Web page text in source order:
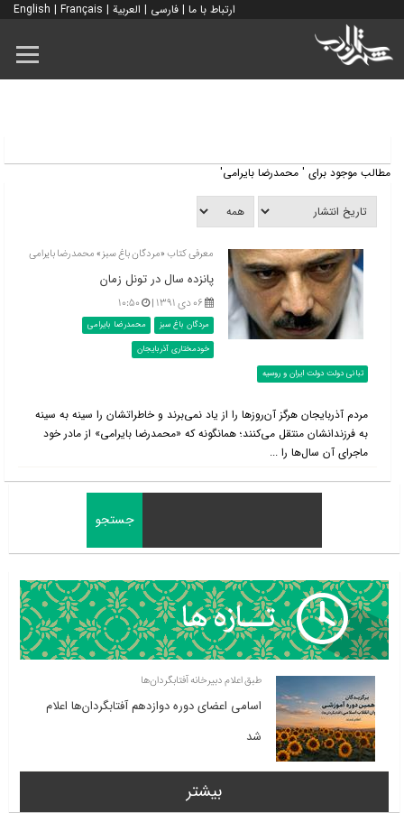
ارتباط با ما | فارسی | العربية |
English | Français
مطالب موجود برای ' محمدرضا بایرامی'
معرفی کتاب «مردگان باغ سبز» محمدرضا بایرامی
پانزده سال در تونل زمان
۰۶ دی ۱۳۹۱ | ۱۰:۵۰
مردگان باغ سبز
محمدرضا بایرامی
خودمختاری آذربایجان
تبانی دولت دولت ایران و روسیه
مردم آذربایجان هرگز آن‌روزها را از یاد نمی‌برند و خاطراتشان را سینه به سینه
به فرزندانشان منتقل می‌کنند؛ همانگونه که «محمدرضا بایرامی» از مادر خود
ماجرای آن سال‌ها را ...
طبق اعلام دبیرخانه آفتابگردان‌ها
اسامی اعضای دوره دوازدهم آفتابگردان‌ها اعلام
شد
بیشتر